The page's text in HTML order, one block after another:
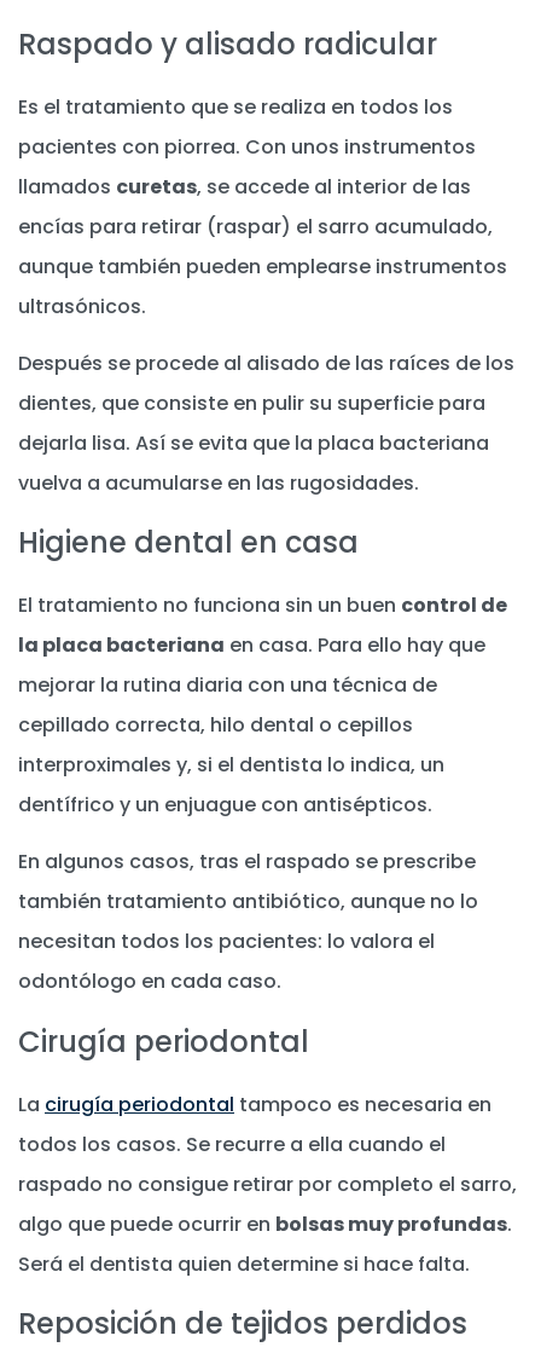
Raspado y alisado radicular
Es el tratamiento que se realiza en todos los
pacientes con piorrea. Con unos instrumentos
llamados curetas, se accede al interior de las
encías para retirar (raspar) el sarro acumulado,
aunque también pueden emplearse instrumentos
ultrasónicos.
Después se procede al alisado de las raíces de los
dientes, que consiste en pulir su superficie para
dejarla lisa. Así se evita que la placa bacteriana
vuelva a acumularse en las rugosidades.
Higiene dental en casa
El tratamiento no funciona sin un buen control de
la placa bacteriana en casa. Para ello hay que
mejorar la rutina diaria con una técnica de
cepillado correcta, hilo dental o cepillos
interproximales y, si el dentista lo indica, un
dentífrico y un enjuague con antisépticos.
En algunos casos, tras el raspado se prescribe
también tratamiento antibiótico, aunque no lo
necesitan todos los pacientes: lo valora el
odontólogo en cada caso.
Cirugía periodontal
La cirugía periodontal tampoco es necesaria en
todos los casos. Se recurre a ella cuando el
raspado no consigue retirar por completo el sarro,
algo que puede ocurrir en bolsas muy profundas.
Será el dentista quien determine si hace falta.
Reposición de tejidos perdidos